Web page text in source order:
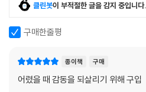
클린봇이 부적절한 글을 감지 중입니다.
구매한줄평
종이책 구매
어렸을 때 감동을 되살리기 위해 구입